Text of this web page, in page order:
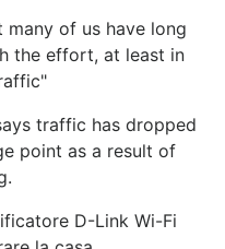
many of us have long
the effort, at least in
traffic has dropped
point as a result of
D-Link Wi-Fi